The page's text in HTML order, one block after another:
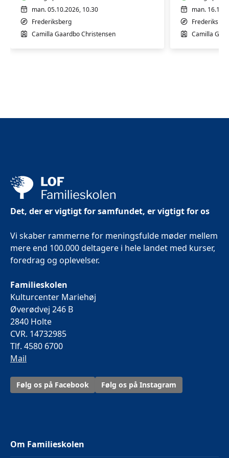
man. 05.10.2026, 10.30
Frederiksberg
Camilla Gaardbo Christensen
man.
Camilla
Det, der er vigtigt for samfundet, er vigtigt for os
Vi skaber rammerne for meningsfulde møder mellem
mere end 100.000 deltagere i hele landet med kurser,
foredrag og oplevelser.
Familieskolen
Kulturcenter Mariehøj
Øverødvej 246 B
2840 Holte
CVR. 14732985
Tlf. 4580 6700
Mail
Følg os på Facebook Følg os på Instagram
Om Familieskolen